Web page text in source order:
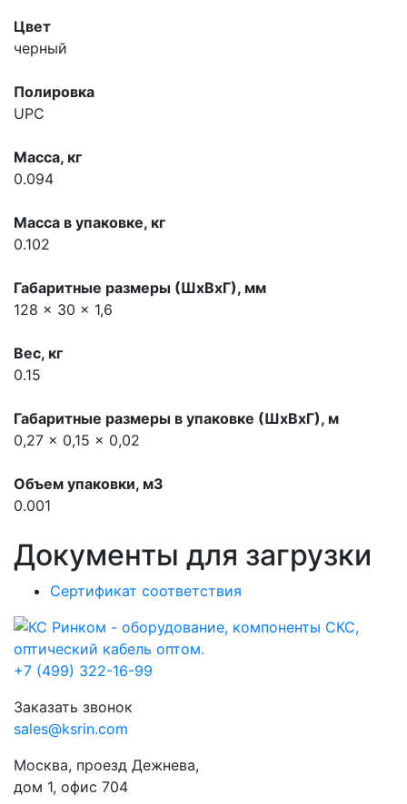
Цвет
черный
Полировка
UPC
Масса, кг
0.094
Масса в упаковке, кг
0.102
Габаритные размеры (ШхВхГ), мм
128 x 30 x 1,6
Вес, кг
0.15
Габаритные размеры в упаковке (ШхВхГ), м
0,27 x 0,15 x 0,02
Объем упаковки, м3
0.001
Документы для загрузки
Сертификат соответствия
+7 (499) 322-16-99
Заказать звонок
sales@ksrin.com
Москва, проезд Дежнева,
дом 1, офис 704